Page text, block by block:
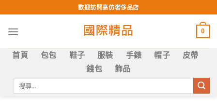
to
content
歡迎訪問高仿奢侈品店
0
首頁 包包 鞋子 服裝 手錶 帽子
皮帶
錢包
飾品